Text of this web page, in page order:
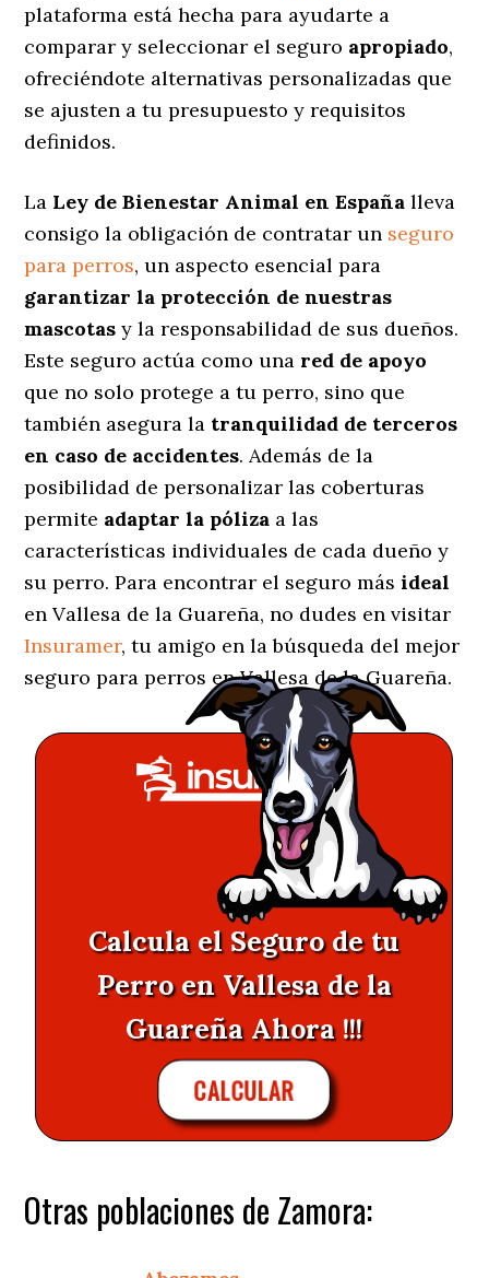
plataforma está hecha para ayudarte a
comparar y seleccionar el seguro apropiado,
ofreciéndote alternativas personalizadas que
se ajusten a tu presupuesto y requisitos
definidos.
La Ley de Bienestar Animal en España lleva
consigo la obligación de contratar un seguro
para perros, un aspecto esencial para
garantizar la protección de nuestras
mascotas y la responsabilidad de sus dueños.
Este seguro actúa como una red de apoyo
que no solo protege a tu perro, sino que
también asegura la tranquilidad de terceros
en caso de accidentes. Además de la
posibilidad de personalizar las coberturas
permite adaptar la póliza a las
características individuales de cada dueño y
su perro. Para encontrar el seguro másideal
en Vallesa de la Guareña, no dudes en visitar
Insuramer, tu amigo en la búsqueda del mejor
seguro para perros en Vallesa de la Guareña.
Calcula el Seguro de tu
Perro en Vallesa de la
Guareña Ahora !!!
CALCULAR
Otras poblaciones de Zamora: